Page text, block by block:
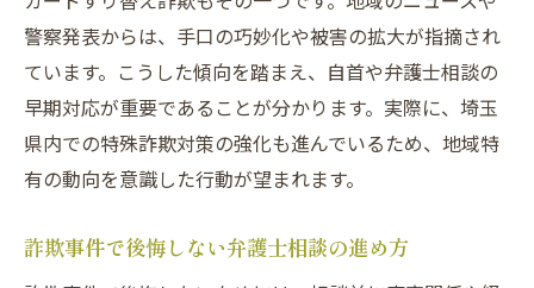
ト
特殊詐欺対策に強い弁護士選びのコツ
刑事事件解決までの流れとサポート体制
キャッシュカード詐欺と預貯金詐欺の違いを徹
底解説
いを詳しく解説
警察発表からは、手口の巧妙化や被害の拡大が指摘され
ています。こうした傾向を踏まえ、自首や弁護士相談の
早期対応が重要であることが分かります。実際に、埼玉
県内での特殊詐欺対策の強化も進んでいるため、地域特
有の動向を意識した行動が望まれます。
詐欺事件で後悔しない弁護士相談の進め方